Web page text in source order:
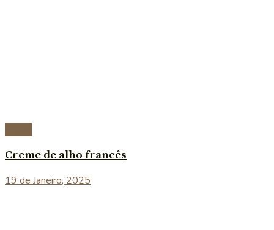
Creme de alho francês
19 de Janeiro, 2025